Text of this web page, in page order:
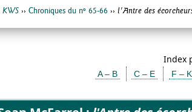
KWS ›› Chroniques du nº 65-66 ›› l'Antre des
Index
A – B C – E F – K